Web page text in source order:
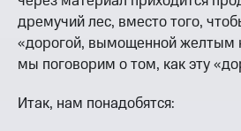
дремучий лес, вместо того,
«дорогой, вымощенной желтым
мы поговорим о том, как эту
Итак, нам понадобятся: